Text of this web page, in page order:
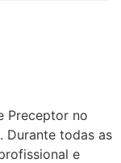
Preceptor no
. Durante todas as
e